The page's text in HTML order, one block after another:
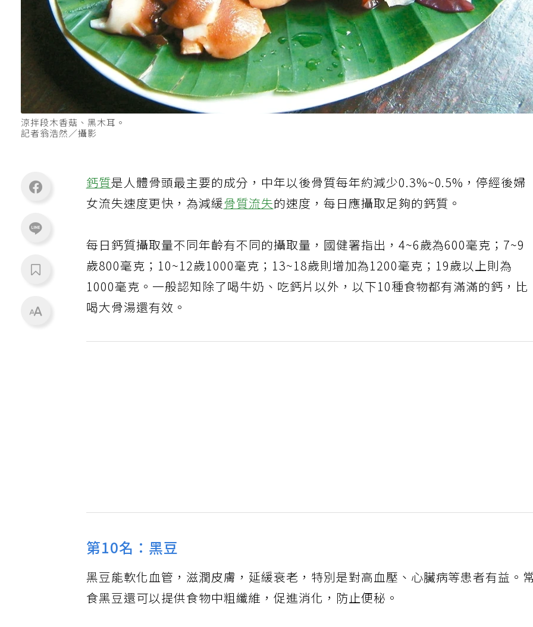
涼拌段木香菇、黑木耳。
記者翁浩然／攝影
鈣質是人體骨頭最主要的成分，中年以後骨質每年約減少0.3%~0.5%，停經後婦
女流失速度更快，為減緩骨質流失的速度，每日應攝取足夠的鈣質。
每日鈣質攝取量不同年齡有不同的攝取量，國健署指出，4~6歲為600毫克；7~9
歲800毫克；10~12歲1000毫克；13~18歲則增加為1200毫克；19歲以上則為
1000毫克。一般認知除了喝牛奶、吃鈣片以外，以下10種食物都有滿滿的鈣，比
喝大骨湯還有效。
第10名：黑豆
黑豆能軟化血管，滋潤皮膚，延緩衰老，特別是對高血壓、心臟病等患者有益。
食黑豆還可以提供食物中粗纖維，促進消化，防止便秘。